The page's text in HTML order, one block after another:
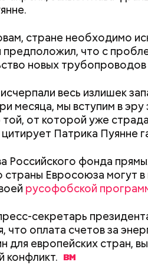
стране необходимо
предположил, что с
новых
весь излишек
месяца, мы вступим в
от которой уже
Патрика Пуянне
Российского фонда
страны Евросоюза могут
русофобской
секретарь
что оплата счетов за
для европейских стран,
конфликт.
воды здесь круглый год
в этих источниках
быть осторожным:
не поскользнуться,
душа.
Как узнать, снесут ли дом
реновации в Москве: где
искать информацию и